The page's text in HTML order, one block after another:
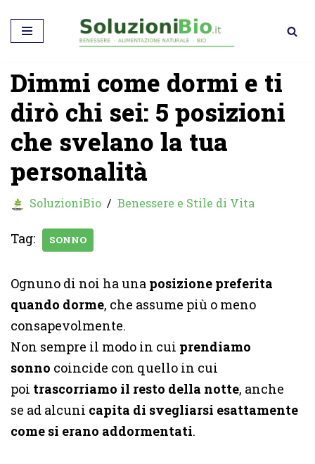
Vai
contenuto
Dimmi come dormi e ti
dirò chi sei: 5 posizioni
che svelano la tua
personalità
SoluzioniBio Benessere e Stile di Vita
Tag: SONNO
Ognuno di noi ha una posizione preferita
quando dorme, che assume più o meno
consapevolmente.
Non sempre il modo in cui prendiamo
sonno coincide con quello in cui
poi trascorriamo il resto della notte, anche
se ad alcuni capita di svegliarsi esattamente
come si erano addormentati.